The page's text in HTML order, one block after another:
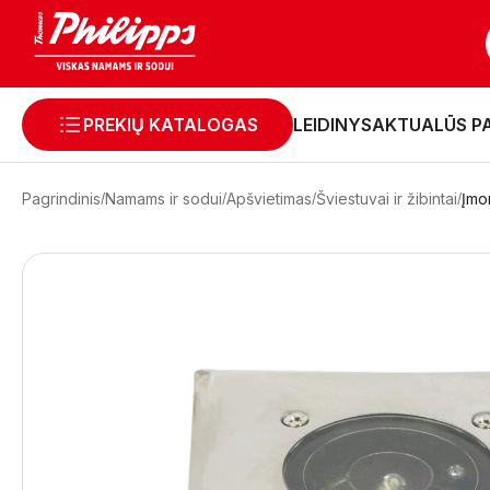
PREKIŲ KATALOGAS LEIDINYSAKTUALŪS
Pagrindinis Namams ir sodui Apšvietimas Šviestuvai ir žibintai